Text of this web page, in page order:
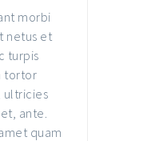
morbi
netus et
turpis
tortor
ultricies
ante.
quam